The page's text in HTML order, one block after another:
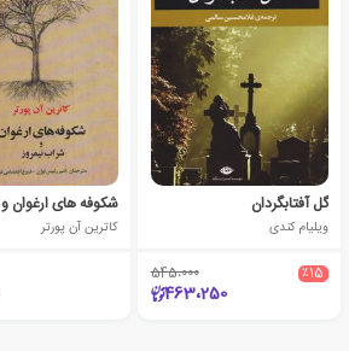
گل آفتابگردان
ویلیام کندی
٪15 545،000
463،250
کاترین آن پورتر